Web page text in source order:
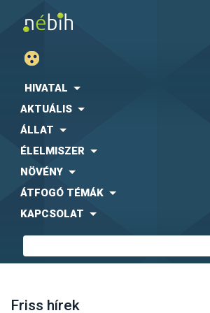
HIVATAL
AKTUÁLIS
ÁLLAT
ÉLELMISZER
NÖVÉNY
ÁTFOGÓ TÉMÁK
KAPCSOLAT
Friss hírek